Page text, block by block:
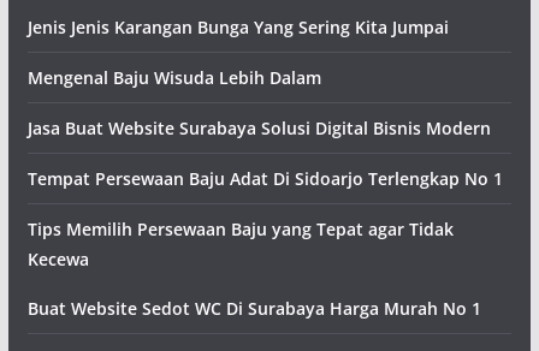
Jenis Jenis Karangan Bunga Yang Sering Kita Jumpai
Mengenal Baju Wisuda Lebih Dalam
Jasa Buat Website Surabaya Solusi Digital Bisnis Modern
Tempat Persewaan Baju Adat Di Sidoarjo Terlengkap No 1
Tips Memilih Persewaan Baju yang Tepat agar Tidak
Kecewa
Buat Website Sedot WC Di Surabaya Harga Murah No 1